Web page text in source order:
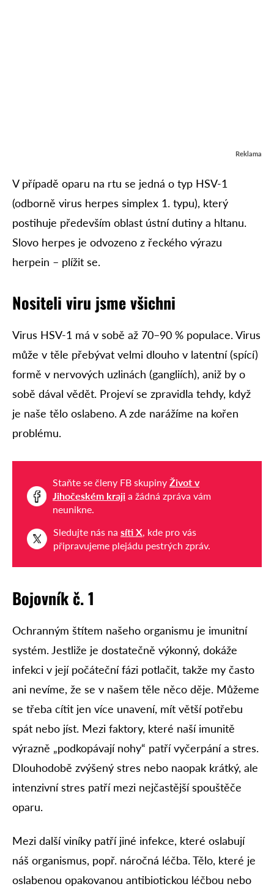
Reklama
V případě oparu na rtu se jedná o typ HSV-1
(odborně virus herpes simplex 1. typu), který
postihuje především oblast ústní dutiny a hltanu.
Slovo herpes je odvozeno z řeckého výrazu
herpein – plížit se.
Nositeli viru jsme všichni
Virus HSV-1 má v sobě až 70–90 % populace. Virus
může v těle přebývat velmi dlouho v latentní (spící)
formě v nervových uzlinách (gangliích), aniž by o
sobě dával vědět. Projeví se zpravidla tehdy, když
je naše tělo oslabeno. A zde narážíme na kořen
problému.
Staňte se členy FB skupiny Život v
Jihočeském kraji a žádná zpráva vám
neunikne.
Sledujte nás na síti X, kde pro vás
připravujeme plejádu pestrých zpráv.
Bojovník č. 1
Ochranným štítem našeho organismu je imunitní
systém. Jestliže je dostatečně výkonný, dokáže
infekci v její počáteční fázi potlačit, takže my často
ani nevíme, že se v našem těle něco děje. Můžeme
se třeba cítit jen více unavení, mít větší potřebu
spát nebo jíst. Mezi faktory, které naší imunitě
výrazně „podkopávají nohy“ patří vyčerpání a stres.
Dlouhodobě zvýšený stres nebo naopak krátký, ale
intenzivní stres patří mezi nejčastější spouštěče
oparu.
Mezi další viníky patří jiné infekce, které oslabují
náš organismus, popř. náročná léčba. Tělo, které je
oslabenou opakovanou antibiotickou léčbou nebo